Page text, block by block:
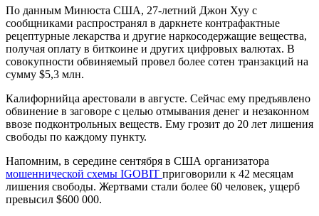
По данным Минюста США, 27-летний Джон Хуу с
сообщниками распространял в даркнете контрафактные
рецептурные лекарства и другие наркосодержащие вещества,
получая оплату в биткоине и других цифровых валютах. В
совокупности обвиняемый провел более сотен транзакций на
сумму $5,3 млн.
Калифорнийца арестовали в августе. Сейчас ему предъявлено
обвинение в заговоре с целью отмывания денег и незаконном
ввозе подконтрольных веществ. Ему грозит до 20 лет лишения
свободы по каждому пункту.
Напомним, в середине сентября в США организатора
мошеннической схемы IGOBIT приговорили к 42 месяцам
лишения свободы. Жертвами стали более 60 человек, ущерб
превысил $600 000.